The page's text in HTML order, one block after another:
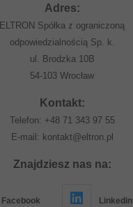
Adres:
ELTRON Spółka z ograniczoną
odpowiedzialnością Sp. k.
ul. Brodzka 10B
54-103 Wrocław
Kontakt:
Telefon: +48 71 343 97 55
E-mail: kontakt@eltron.pl
Znajdziesz nas na:
Facebook Linkedin